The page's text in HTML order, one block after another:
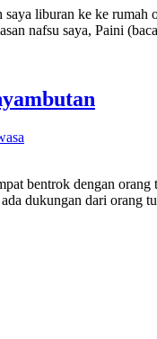
liburan ke ke rumah
nafsu saya, Paini
bentrok dengan
dukungan dari orang